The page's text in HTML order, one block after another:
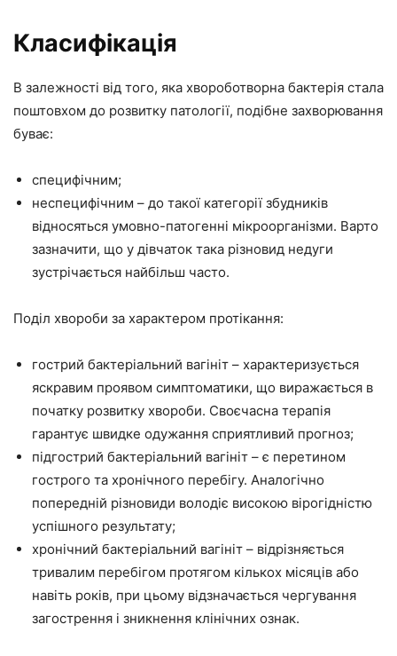
Класифікація
В залежності від того, яка хвороботворна бактерія стала
поштовхом до розвитку патології, подібне захворювання
буває:
специфічним;
неспецифічним – до такої категорії збудників
відносяться умовно-патогенні мікроорганізми. Варто
зазначити, що у дівчаток така різновид недуги
зустрічається найбільш часто.
Поділ хвороби за характером протікання:
гострий бактеріальний вагініт – характеризується
яскравим проявом симптоматики, що виражається в
початку розвитку хвороби. Своєчасна терапія
гарантує швидке одужання сприятливий прогноз;
підгострий бактеріальний вагініт – є перетином
гострого та хронічного перебігу. Аналогічно
попередній різновиди володіє високою вірогідністю
успішного результату;
хронічний бактеріальний вагініт – відрізняється
тривалим перебігом протягом кількох місяців або
навіть років, при цьому відзначається чергування
загострення і зникнення клінічних ознак.